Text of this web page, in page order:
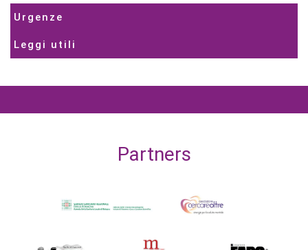
Urgenze
Leggi utili
Partners